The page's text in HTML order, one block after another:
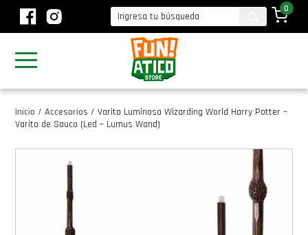
0
Inicio / Accesorios / Varita Luminosa Wizarding World Harry Potter –
Varita de Sauco (Led – Lumus Wand)